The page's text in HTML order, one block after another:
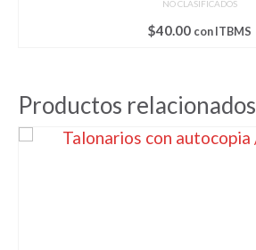
NO CLASIFICADOS
$40.00 con ITBMS
Productos relacionados